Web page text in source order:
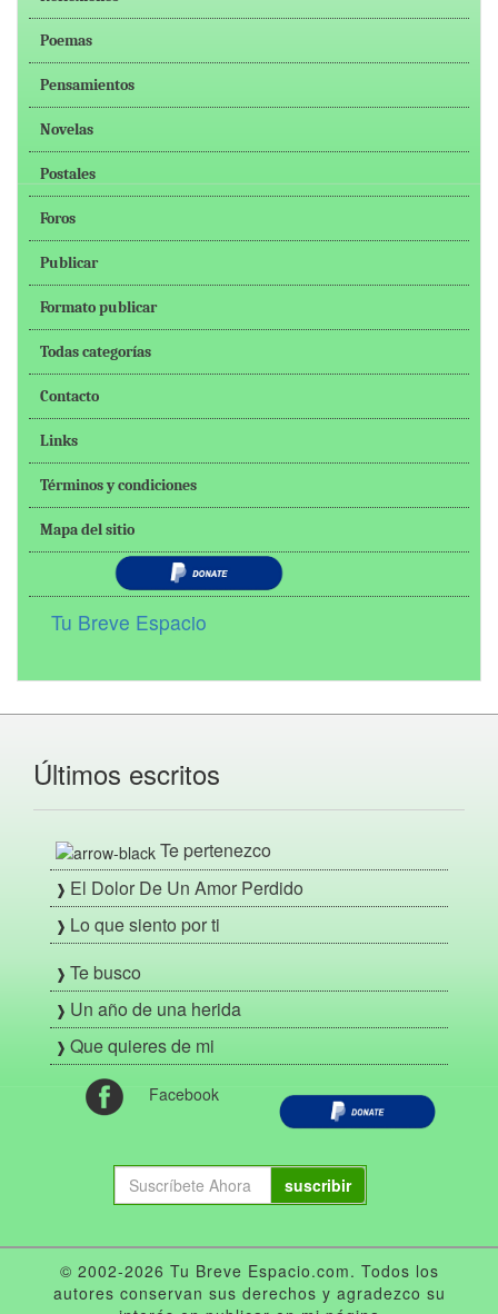
Poemas
Pensamientos
Novelas
Postales
Foros
Publicar
Formato publicar
Todas categorías
Contacto
Links
Términos y condiciones
Mapa del sitio
Tu Breve Espacio
Últimos escritos
Te pertenezco
El Dolor De Un Amor Perdido
Lo que siento por ti
Te busco
Un año de una herida
Que quieres de mi
Facebook
suscribir
© 2002-2026 Tu Breve Espacio.com. Todos los
autores conservan sus derechos y agradezco su